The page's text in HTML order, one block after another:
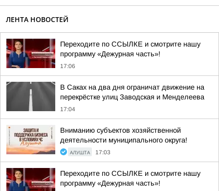
ЛЕНТА НОВОСТЕЙ
Переходите по ССЫЛКЕ и смотрите нашу
программу «Дежурная часть»!
17:06
В Саках на два дня ограничат движение на
перекрёстке улиц Заводская и Менделеева
17:04
Вниманию субъектов хозяйственной
деятельности муниципального округа!
АЛУШТА 17:03
Переходите по ССЫЛКЕ и смотрите нашу
программу «Дежурная часть»!